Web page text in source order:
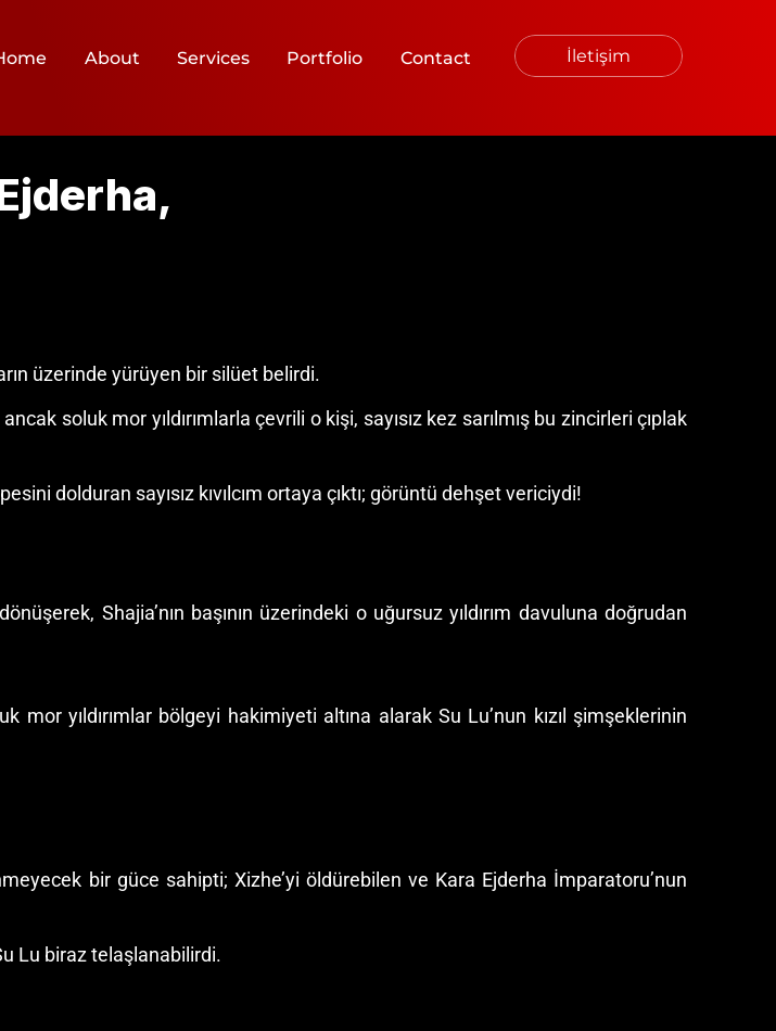
About Services Portfolio Contact İletişim
üzerinde yürüyen bir silüet belirdi.
soluk mor yıldırımlarla çevrili o kişi, sayısız kez sarılmış bu zincirleri çıplak
dolduran sayısız kıvılcım ortaya çıktı; görüntü dehşet vericiydi!
Shajia’nın başının üzerindeki o uğursuz yıldırım davuluna doğrudan
mor yıldırımlar bölgeyi hakimiyeti altına alarak Su Lu’nun kızıl şimşeklerinin
bir güce sahipti; Xizhe’yi öldürebilen ve Kara Ejderha İmparatoru’nun
Lu biraz telaşlanabilirdi.